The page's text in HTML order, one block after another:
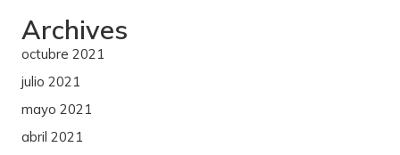
Archives
octubre 2021
julio 2021
mayo 2021
abril 2021